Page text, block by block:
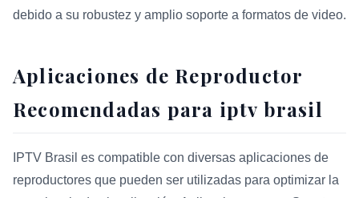
debido a su robustez y amplio soporte a formatos de video.
Aplicaciones de Reproductor
Recomendadas para iptv brasil
IPTV Brasil es compatible con diversas aplicaciones de
reproductores que pueden ser utilizadas para optimizar la